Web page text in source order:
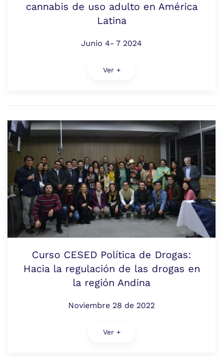
cannabis de uso adulto en América
Latina
Junio 4- 7 2024
Ver +
Curso CESED Política de Drogas:
Hacia la regulación de las drogas en
la región Andina
Noviembre 28 de 2022
Ver +